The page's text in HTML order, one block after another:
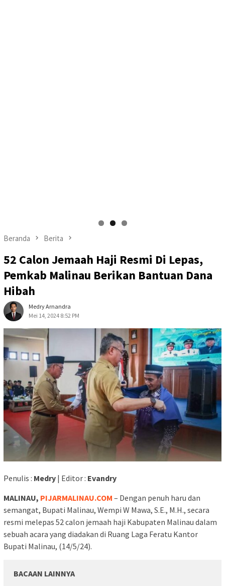
Beranda Berita
52 Calon Jemaah Haji Resmi Di Lepas,
Pemkab Malinau Berikan Bantuan Dana
Hibah
Medry Arnandra
Mei 14, 2024 8:52 PM
Penulis : Medry | Editor : Evandry
MALINAU, PIJARMALINAU.COM – Dengan penuh haru dan
semangat, Bupati Malinau, Wempi W Mawa, S.E., M.H., secara
resmi melepas 52 calon jemaah haji Kabupaten Malinau dalam
sebuah acara yang diadakan di Ruang Laga Feratu Kantor
Bupati Malinau, (14/5/24).
BACAAN LAINNYA